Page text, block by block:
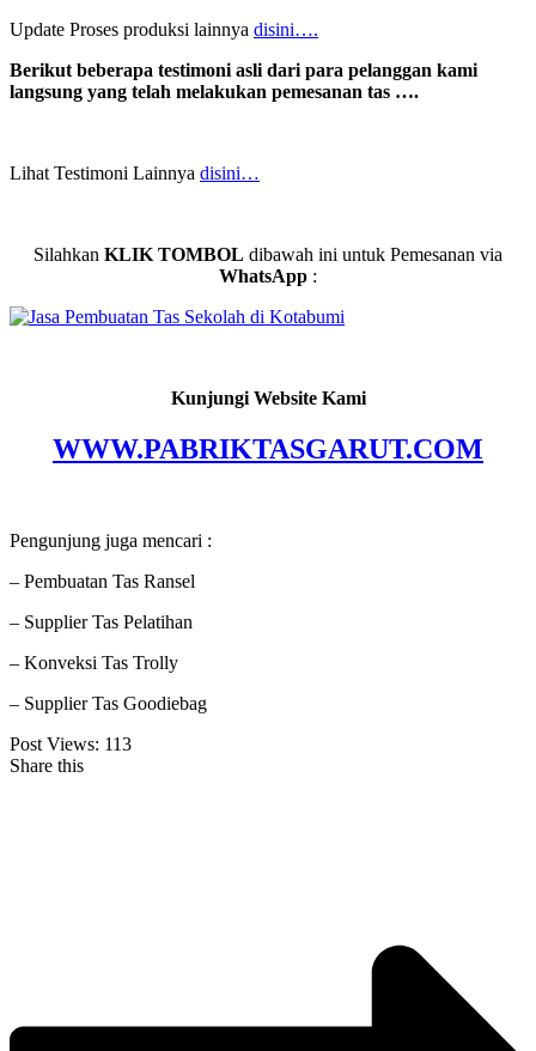
Update Proses produksi lainnya disini….
Berikut beberapa testimoni asli dari para pelanggan kami
langsung yang telah melakukan pemesanan tas ….
Lihat Testimoni Lainnya disini…
Silahkan KLIK TOMBOL dibawah ini untuk Pemesanan via
WhatsApp :
Kunjungi Website Kami
WWW.PABRIKTASGARUT.COM
Pengunjung juga mencari :
– Pembuatan Tas Ransel
– Supplier Tas Pelatihan
– Konveksi Tas Trolly
– Supplier Tas Goodiebag
Post Views: 113
Share this